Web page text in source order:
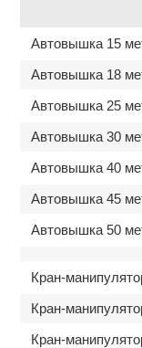
Автовышка 15
Автовышка 18
Автовышка 25
Автовышка 30
Автовышка 40
Автовышка 45
Автовышка 50
Кран-
Кран-
Кран-